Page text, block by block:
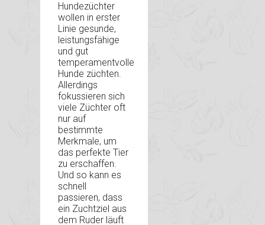
Hundezüchter
wollen in erster
Linie gesunde,
leistungsfähige
und gut
temperamentvolle
Hunde züchten.
Allerdings
fokussieren sich
viele Züchter oft
nur auf
bestimmte
Merkmale, um
das perfekte Tier
zu erschaffen.
Und so kann es
schnell
passieren, dass
ein Zuchtziel aus
dem Ruder läuft